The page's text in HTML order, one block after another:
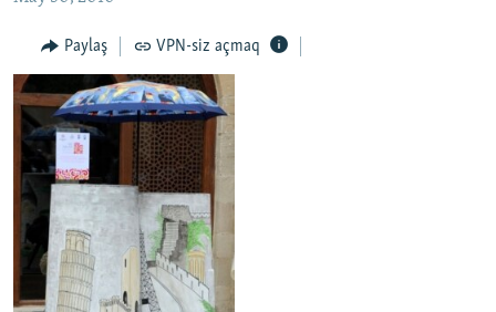
FƏRQƏ BAX
QANUNI DOĞRU
ARAŞDIRMA
MULTIMEDIA
VIDEO
FOTOQALEREYA
İNFOQRAFIKA
KARIKATURA
RADIO ARXIV
OXU ZALI
AZƏRBAYCAN ƏDƏBIYYATI KITABXANASI
İSLAM VƏ DEMOKRATIYA
HAQQIMIZDA
MISSIYAMIZ
PEŞƏ ETIKASI VƏ JURNALISTIKA STANDARTLARIMIZ
BIZI IZLƏ
Paylaş VPN-siz açmaq